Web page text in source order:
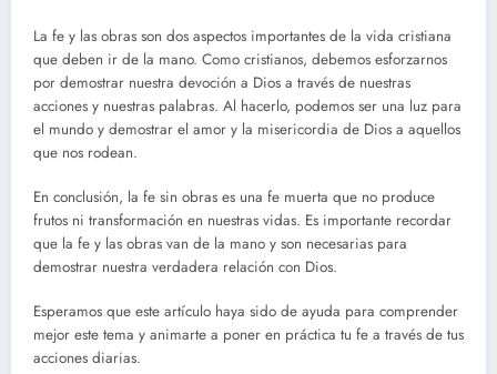
La fe y las obras son dos aspectos importantes de la vida cristiana
que deben ir de la mano. Como cristianos, debemos esforzarnos
por demostrar nuestra devoción a Dios a través de nuestras
acciones y nuestras palabras. Al hacerlo, podemos ser una luz para
el mundo y demostrar el amor y la misericordia de Dios a aquellos
que nos rodean.
En conclusión, la fe sin obras es una fe muerta que no produce
frutos ni transformación en nuestras vidas. Es importante recordar
que la fe y las obras van de la mano y son necesarias para
demostrar nuestra verdadera relación con Dios.
Esperamos que este artículo haya sido de ayuda para comprender
mejor este tema y animarte a poner en práctica tu fe a través de tus
acciones diarias.